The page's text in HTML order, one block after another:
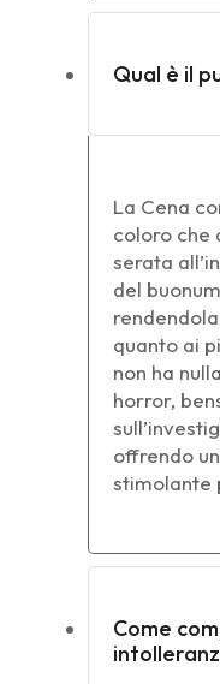
Qual è il
La Cena
coloro che
serata
del
quanto ai
non ha
horror,
offrendo
stimolante
Come